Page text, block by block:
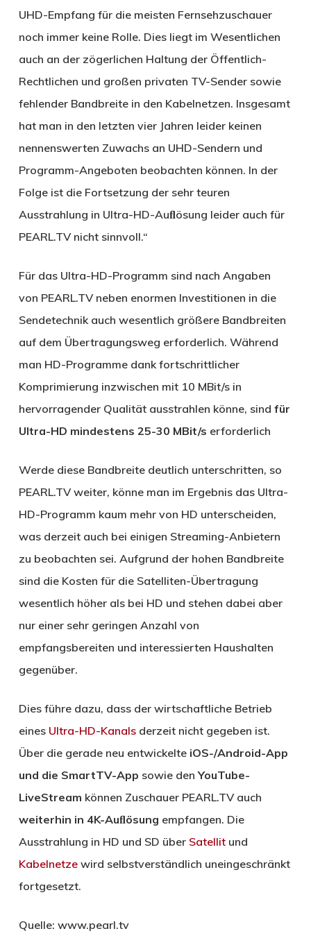
UHD-Empfang für die meisten Fernsehzuschauer
noch immer keine Rolle. Dies liegt im Wesentlichen
auch an der zögerlichen Haltung der Öffentlich-
Rechtlichen und großen privaten TV-Sender sowie
fehlender Bandbreite in den Kabelnetzen. Insgesamt
hat man in den letzten vier Jahren leider keinen
nennenswerten Zuwachs an UHD-Sendern und
Programm-Angeboten beobachten können. In der
Folge ist die Fortsetzung der sehr teuren
Ausstrahlung in Ultra-HD-Auﬂösung leider auch für
PEARL.TV nicht sinnvoll.“
Für das Ultra-HD-Programm sind nach Angaben
von PEARL.TV neben enormen Investitionen in die
Sendetechnik auch wesentlich größere Bandbreiten
auf dem Übertragungsweg erforderlich. Während
man HD-Programme dank fortschrittlicher
Komprimierung inzwischen mit 10 MBit/s in
hervorragender Qualität ausstrahlen könne, sind für
Ultra-HD mindestens 25-30 MBit/s erforderlich
Werde diese Bandbreite deutlich unterschritten, so
PEARL.TV weiter, könne man im Ergebnis das Ultra-
HD-Programm kaum mehr von HD unterscheiden,
was derzeit auch bei einigen Streaming-Anbietern
zu beobachten sei. Aufgrund der hohen Bandbreite
sind die Kosten für die Satelliten-Übertragung
wesentlich höher als bei HD und stehen dabei aber
nur einer sehr geringen Anzahl von
empfangsbereiten und interessierten Haushalten
gegenüber.
Dies führe dazu, dass der wirtschaftliche Betrieb
eines Ultra-HD-Kanalsderzeit nicht gegeben ist.
Über die gerade neu entwickelte iOS-/Android-App
und die SmartTV-App sowie denYouTube-
LiveStream können Zuschauer PEARL.TV auch
weiterhin in 4K-Auﬂösung empfangen. Die
Ausstrahlung in HD und SD über Satellitund
Kabelnetzewird selbstverständlich uneingeschränkt
fortgesetzt.
Quelle: www.pearl.tv